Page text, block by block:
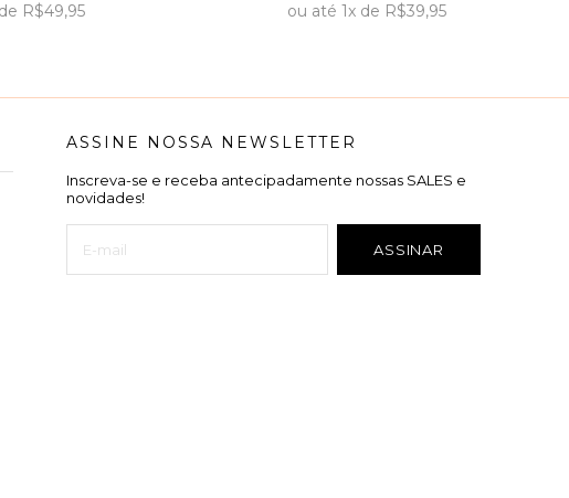
de R$49,95
ou até 1xde R$39,95
ASSINE NOSSA NEWSLETTER
Inscreva-se e receba antecipadamente nossas SALES e
novidades!